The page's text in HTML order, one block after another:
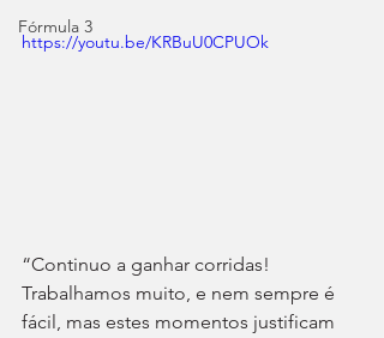
Fórmula 3
https://youtu.be/KRBuU0CPUOk
“Continuo a ganhar corridas!
Trabalhamos muito, e nem sempre é
fácil, mas estes momentos justificam